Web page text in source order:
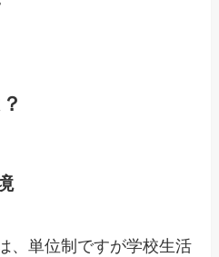
、単位制ですが学校生活